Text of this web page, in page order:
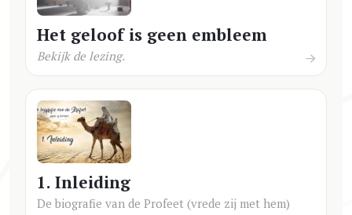
Het geloof is geen embleem
Bekijk de lezing.
1. Inleiding
De biografie van de Profeet (vrede zij met hem)